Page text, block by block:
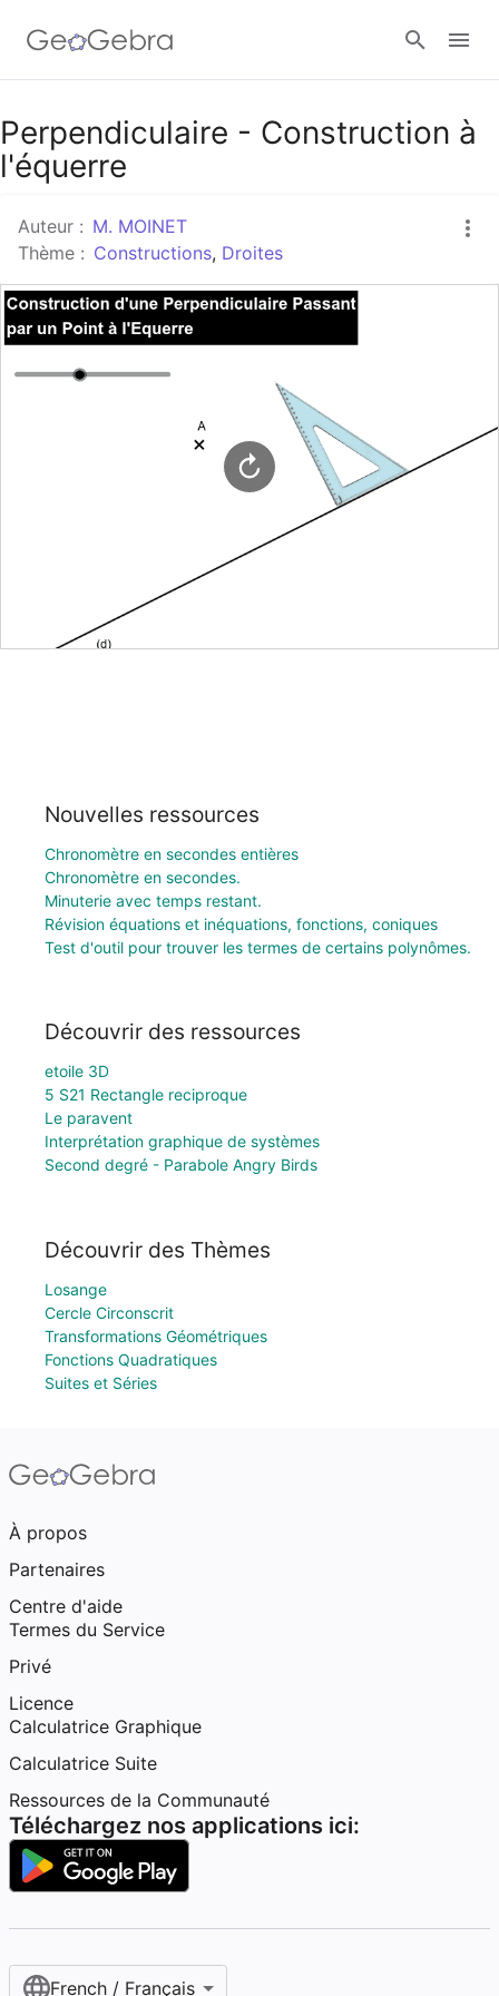
Google Classroom
Se connecter
Perpendiculaire - Construction à
l'équerre
Auteur : M. MOINET
Thème : Constructions, Droites
Nouvelles ressources
Chronomètre en secondes entières
Chronomètre en secondes.
Minuterie avec temps restant.
Révision équations et inéquations, fonctions, coniques
Test d'outil pour trouver les termes de certains polynômes.
Découvrir des ressources
etoile 3D
5 S21 Rectangle reciproque
Le paravent
Interprétation graphique de systèmes
Second degré - Parabole Angry Birds
Découvrir des Thèmes
Losange
Cercle Circonscrit
Transformations Géométriques
Fonctions Quadratiques
Suites et Séries
À propos
Partenaires
Centre d'aide
Termes du Service
Privé
Licence
Calculatrice Graphique
Calculatrice Suite
Ressources de la Communauté
Téléchargez nos applications ici:
French / Français‎